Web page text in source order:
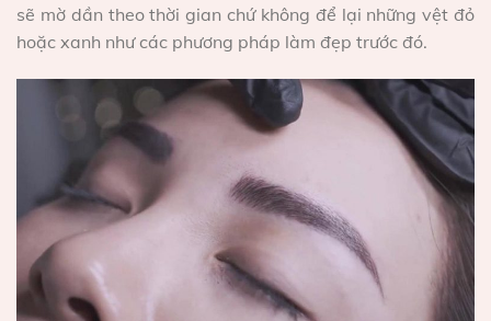
sẽ mờ dần theo thời gian chứ không để lại những vệt đỏ
hoặc xanh như các phương pháp làm đẹp trước đó.